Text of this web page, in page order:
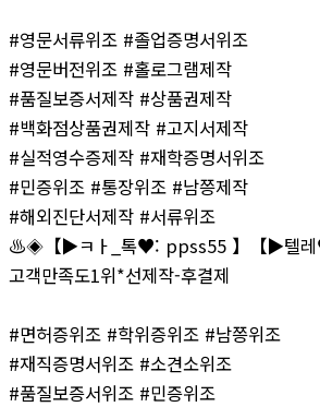
#영문서류위조 #졸업증명서위조
#영문버전위조 #홀로그램제작
#품질보증서제작 #상품권제작
#백화점상품권제작 #고지서제작
#실적영수증제작 #재학증명서위조
#민증위조 #통장위조 #남쯩제작
#해외진단서제작 #서류위조
♨️◈【▶ㅋㅏ_톡♥: ppss55 】【▶텔
고객만족도1위*선제작-후결제
#면허증위조 #학위증위조 #남쯩위조
#재직증명서위조 #소견소위조
#품질보증서위조 #민증위조